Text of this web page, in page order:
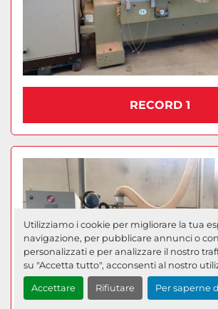
Utilizziamo i cookie per migliorare la tua
navigazione, per pubblicare annunci o
personalizzati e per analizzare il nostro
su "Accetta tutto", acconsenti al nostro
Accettare Rifiutare Per saperne
RECORD 1